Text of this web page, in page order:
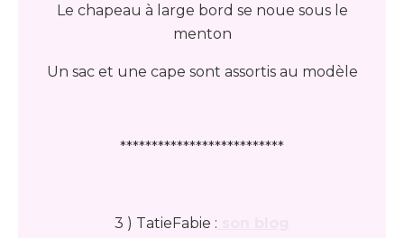
Le chapeau à large bord se noue sous le
menton
Un sac et une cape sont assortis au modèle
**************************
3 ) TatieFabie :